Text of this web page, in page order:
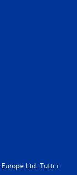
Ltd. Tutti i